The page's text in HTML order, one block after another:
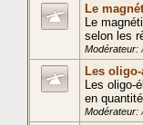
Le
Le
selon les
Modérateur:
Les
Les oligo-
en
Modérateur: